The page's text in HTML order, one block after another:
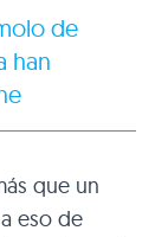
de
han
que un
eso de